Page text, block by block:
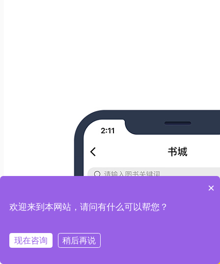
×
欢迎来到本网站，请问有什么可以帮您？
现在咨询 稍后再说